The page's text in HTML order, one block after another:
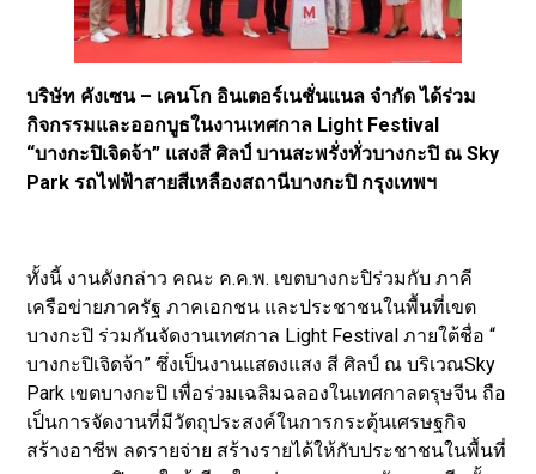
บริษัท คังเซน – เคนโก อินเตอร์เนชั่นแนล จำกัด ได้ร่วม
กิจกรรมและออกบูธในงานเทศกาล Light Festival
“บางกะปิเจิดจ้า” แสงสี ศิลป์ บานสะพรั่งทั่วบางกะปิ ณ Sky
Park รถไฟฟ้าสายสีเหลืองสถานีบางกะปิ กรุงเทพฯ
ทั้งนี้ งานดังกล่าว คณะ ค.ค.พ. เขตบางกะปิร่วมกับ ภาคี
เครือข่ายภาครัฐ ภาคเอกชน และประชาชนในพื้นที่เขต
บางกะปิ ร่วมกันจัดงานเทศกาล Light Festival ภายใต้ชื่อ “
บางกะปิเจิดจ้า” ซึ่งเป็นงานแสดงแสง สี ศิลป์ ณ บริเวณSky
Park เขตบางกะปิ เพื่อร่วมเฉลิมฉลองในเทศกาลตรุษจีน ถือ
เป็นการจัดงานที่มีวัตถุประสงค์ในการกระตุ้นเศรษฐกิจ
สร้างอาชีพ ลดรายจ่าย สร้างรายได้ให้กับประชาชนในพื้นที่